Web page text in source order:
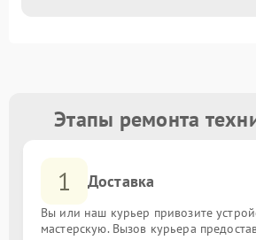
Этапы ремонта
1 Доставка
Вы или наш курьер привозите
мастерскую. Вызов курьера